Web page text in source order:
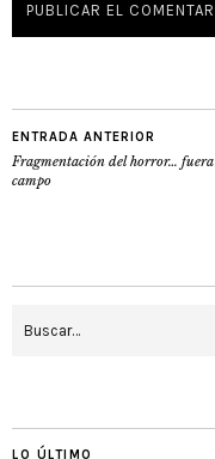
ENTRADA ANTERIOR
Fragmentación del horror… fuera
campo
LO ÚLTIMO